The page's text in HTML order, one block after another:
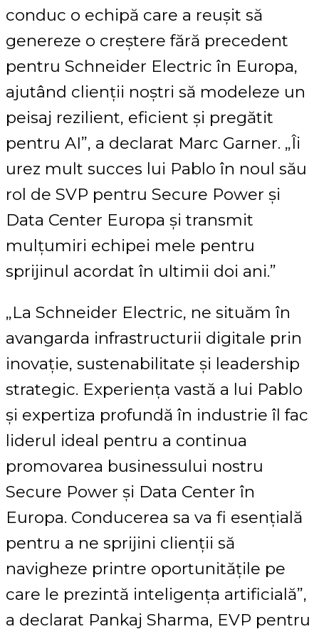
conduc o echipă care a reușit să
genereze o creștere fără precedent
pentru Schneider Electric în Europa,
ajutând clienții noștri să modeleze un
peisaj rezilient, eficient și pregătit
pentru AI”, a declarat Marc Garner. „Îi
urez mult succes lui Pablo în noul său
rol de SVP pentru Secure Power și
Data Center Europa și transmit
mulțumiri echipei mele pentru
sprijinul acordat în ultimii doi ani.”
„La Schneider Electric, ne situăm în
avangarda infrastructurii digitale prin
inovație, sustenabilitate și leadership
strategic. Experiența vastă a lui Pablo
și expertiza profundă în industrie îl fac
liderul ideal pentru a continua
promovarea businessului nostru
Secure Power și Data Center în
Europa. Conducerea sa va fi esențială
pentru a ne sprijini clienții să
navigheze printre oportunitățile pe
care le prezintă inteligența artificială”,
a declarat Pankaj Sharma, EVP pentru